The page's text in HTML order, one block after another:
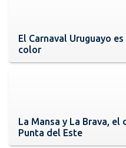
El Carnaval Uruguayo
color
La Mansa y La Brava,
Punta del Este